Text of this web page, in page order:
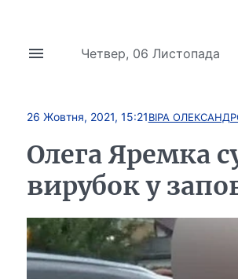
Четвер, 06 Листопада
26 Жовтня, 2021, 15:21ВІРА
Олега Яремка
вирубок у